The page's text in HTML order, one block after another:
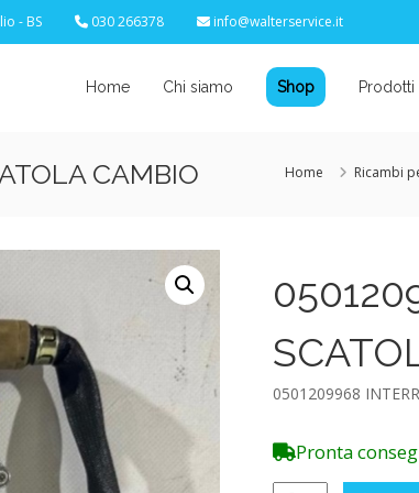
- BS 030 266378 info@walterservice.it
Home Chi siamo Shop Prodotti
CAMBIO Home Ricambi
0501209968
Pronta